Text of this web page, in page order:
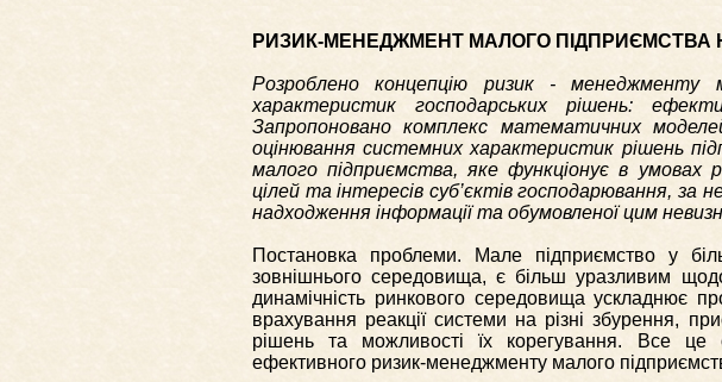
РИЗИК-МЕНЕДЖМЕНТ МАЛОГО ПІДПРИЄМСТВА
Розроблено концепцію ризик - менеджменту
характеристик господарських рішень:
Запропоновано комплекс математичних
оцінювання системних характеристик рішень
малого підприємства, яке функціонує в умовах
цілей та інтересів суб’єктів господарювання, за
надходження інформації та обумовленої цим
Постановка проблеми. Мале підприємство у
зовнішнього середовища, є більш уразливим
динамічність ринкового середовища ускладнює
врахування реакції системи на різні збурення,
рішень та можливості їх корегування. Все це
ефективного ризик-менеджменту малого